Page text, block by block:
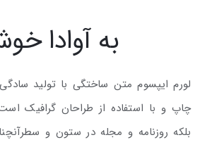
به آوادا
لورم ایپسوم متن ساختگی با تولید
چاپ و با استفاده از طراحان گرافیک
بلکه روزنامه و مجله در ستون و